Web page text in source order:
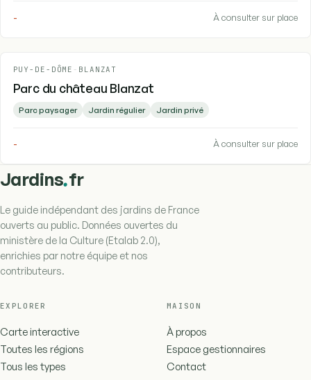
- À consulter sur place
PUY-DE-DÔME - BLANZAT
Parc du château Blanzat
Parc paysager Jardin régulier Jardin privé
- À consulter sur place
Jardins.fr
Le guide indépendant des jardins de France
ouverts au public. Données ouvertes du
ministère de la Culture (Etalab 2.0),
enrichies par notre équipe et nos
contributeurs.
EXPLORER
Carte interactive
Toutes les régions
Tous les types
MAISON
À propos
Espace gestionnaires
Contact